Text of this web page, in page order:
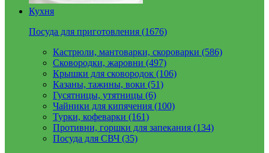
Кухня
Посуда для приготовления (1676)
Кастрюли, мантоварки, скороварки (586)
Сковородки, жаровни (497)
Крышки для сковородок (106)
Казаны, тажины, воки (51)
Гусятницы, утятницы (6)
Чайники для кипячения (100)
Турки, кофеварки (161)
Противни, горшки для запекания (134)
Посуда для СВЧ (35)